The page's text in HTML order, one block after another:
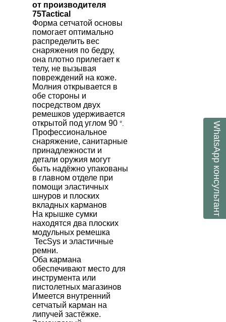
от производителя
75Tactical
Форма сетчатой основы
помогает оптимально
распределить вес
снаряжения по бедру,
она плотно прилегает к
телу, не вызывая
повреждений на коже.
Молния открывается в
обе стороны и
посредством двух
ремешков удерживается
открытой под углом 90 °.
Профессиональное
снаряжение, санитарные
принадлежности и
детали оружия могут
быть надёжно упакованы
в главном отделе при
помощи эластичных
шнуров и плоских
вкладных карманов
На крышке сумки
находятся два плоских
модульных ремешка
TecSys и эластичные
ремни.
Оба кармана
обеспечивают место для
инструмента или
пистолетных магазинов
Имеется внутренний
сетчатый карман на
липучей застёжке.
WhatsApp
консультант